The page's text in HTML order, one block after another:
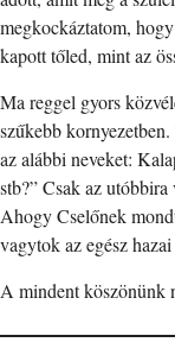
megkockáztatom,
kapott tőled, mint az
Ma reggel gyors
szűkebb
az alábbi neveket:
stb?” Csak az
Ahogy Cselőnek
vagytok az egész
A mindent köszönünk